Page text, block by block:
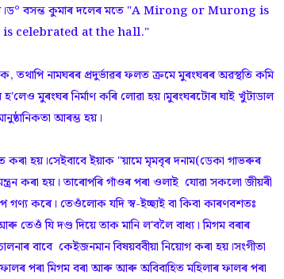
হয়।ড° বসন্ত কুমাৰ দলেৰ মতে "A Mirong or Murong is
celebrated at the hall."
নামঘৰৰ প্ৰদুৰ্ভাৱৰ ফলত ক্ৰমে মুৰংঘৰৰ অৱস্থতি কমি
মুৰংঘৰ নিৰ্মাণ কৰি লোৱা হয়।মুৰংঘৰটোৰ ঘাই খুঁটাডাল
আৰম্ভ হয়।
হয়।সেইবাবে ইয়াক "য়ামে মৃমবৃৰ দনাম(ডেকা গাভৰুৰ
কৰা হয়। তাৰোপৰি গাঁওৰ পৰা ওলাই যোৱা সকলো জীয়ৰী
কৰে। তেওঁলোক যদি স্ব-ইচ্ছাই বা কিবা কাৰণবশতঃ
তেওঁ যি দণ্ড দিয়ে তাক মানি ল'বলৈ বাধ্য। মিগম বৰাৰ
বাবে কেইজনমান বিষয়ববীয়া নিয়োগ কৰা হয়।সংগীতা
পৰা মিগম বৰা আৰু আৰু অবিবাহিত মহিলাৰ ফালৰ পৰা